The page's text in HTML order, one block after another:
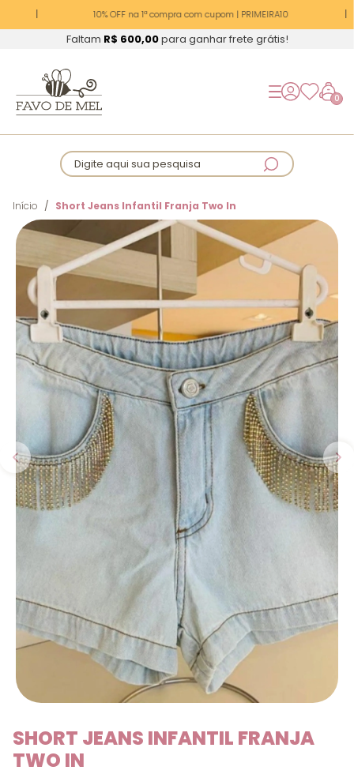
10% OFF na 1ª compra com cupom | PRIMEIRA10
Faltam R$ 600,00para ganhar frete grátis!
0
Digite aqui sua pesquisa
Início Short Jeans Infantil Franja Two In
SHORT JEANS INFANTIL FRANJA
TWO IN